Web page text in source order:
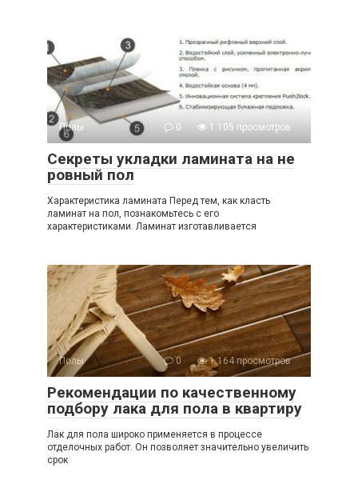
Полы 0 1 105 просмотров
Секреты укладки ламината на не
ровный пол
Характеристика ламината Перед тем, как класть
ламинат на пол, познакомьтесь с его
характеристиками. Ламинат изготавливается
Полы 0 1 164 просмотров
Рекомендации по качественному
подбору лака для пола в квартиру
Лак для пола широко применяется в процессе
отделочных работ. Он позволяет значительно увеличить
срок